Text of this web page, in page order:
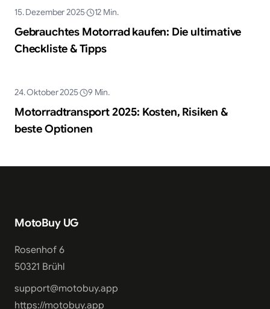
Ratgeber
15. Dezember 2025 12Min.
Gebrauchtes Motorrad kaufen: Die ultimative
Checkliste & Tipps
Ratgeber
24. Oktober 2025 9 Min.
Motorradtransport 2025: Kosten, Risiken &
beste Optionen
MotoBuy UG
Rosenhof 6
50321 Brühl
support@motobuy.app
https://motobuy.app